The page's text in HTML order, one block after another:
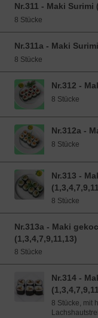
Nr.311 - Maki Surimi
8 Stücke
Nr.311a - Maki
8 Stücke
Nr.312 -
8 Stücke
Nr.312a -
8 Stücke
Nr.313 -
8 Stücke
Nr.313a - Maki
(1,3,4,7,9,11,13)
8 Stücke
Nr.314 -
8 Stücke, mit